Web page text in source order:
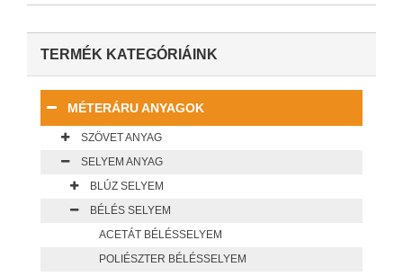
TERMÉK KATEGÓRIÁINK
MÉTERÁRU ANYAGOK
SZÖVET ANYAG
SELYEM ANYAG
BLÚZ SELYEM
BÉLÉS SELYEM
ACETÁT BÉLÉSSELYEM
POLIÉSZTER BÉLÉSSELYEM